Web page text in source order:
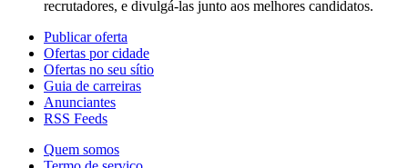
recrutadores, e divulgá-las junto aos melhores candidatos.
Publicar oferta
Ofertas por cidade
Ofertas no seu sítio
Guia de carreiras
Anunciantes
RSS Feeds
Quem somos